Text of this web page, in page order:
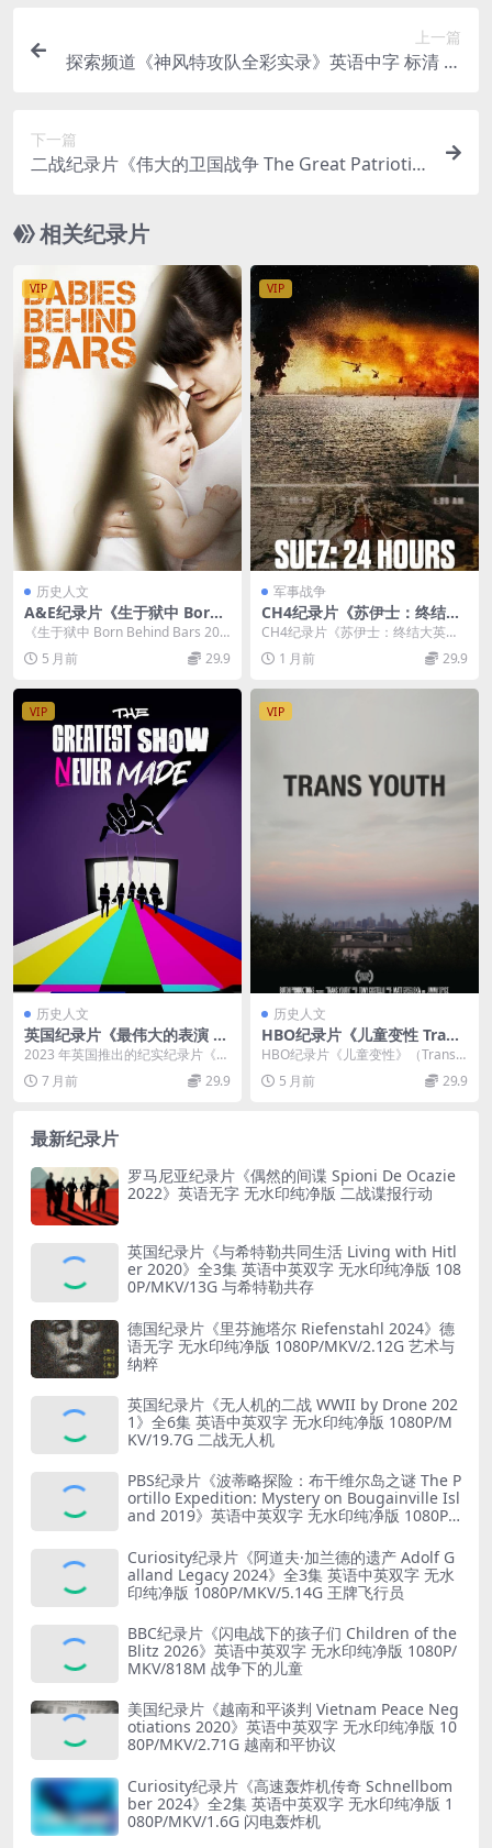
上一篇
探索频道《神风特攻队全彩实录》英语中字 标清 二
下一篇
二战纪录片《伟大的卫国战争 The Great Patriotic
相关纪录片
VIP
历史人文
A&E纪录片《生于狱中 Born
Behind Bars 2018》第一季全
10集 英语中英双字 无水印纯
净版 1080P/MKV/17.8G 监狱
《生于狱中 Born Behind Bars 201
8》：铁窗下的生命初啼与救赎...
5 月前 29.9
VIP
军事战争
CH4纪录片《苏伊士：终结大
英帝国的24小时 Suez: 24 Ho
urs That Broke the British
Empire 2026》英语中英双字
2G 苏伊士运河危机
CH4纪录片《苏伊士：终结大英帝
国的24小时 Suez: 24 Hours Th...
1 月前 29.9
VIP
历史人文
英国纪录片《最伟大的表演 T
he Greatest Show Never M
ade 2023》全3集 英语中字
无水印纯净版 1080P/MKV/4.
2023 年英国推出的纪实纪录片《最
伟大的表演》（The Greatest Sh...
7 月前 29.9
VIP
历史人文
HBO纪录片《儿童变性 Trans
Youth 2017》英语英字 720
P/MKV/451MB 美国儿童变性
者纪录片下载
HBO纪录片《儿童变性》（Trans Y
outh 2017）聚焦美国儿童变性群
体...5 月前 29.9
最新纪录片
罗马尼亚纪录片《偶然的间谍 Spioni De Ocazie
2022》英语无字 无水印纯净版 二战谍报行动
英国纪录片《与希特勒共同生活 Living with Hitl
er 2020》全3集 英语中英双字 无水印纯净版 108
0P/MKV/13G 与希特勒共存
德国纪录片《里芬施塔尔 Riefenstahl 2024》德
语无字 无水印纯净版 1080P/MKV/2.12G 艺术与
纳粹
英国纪录片《无人机的二战 WWII by Drone 202
1》全6集 英语中英双字 无水印纯净版 1080P/M
KV/19.7G 二战无人机
PBS纪录片《波蒂略探险：布干维尔岛之谜 The P
ortillo Expedition: Mystery on Bougainville Isl
and 2019》英语中英双字 无水印纯净版 1080P/
Curiosity纪录片《阿道夫·加兰德的遗产 Adolf G
alland Legacy 2024》全3集 英语中英双字 无水
印纯净版 1080P/MKV/5.14G 王牌飞行员
BBC纪录片《闪电战下的孩子们 Children of the
Blitz 2026》英语中英双字 无水印纯净版 1080P/
MKV/818M 战争下的儿童
美国纪录片《越南和平谈判 Vietnam Peace Neg
otiations 2020》英语中英双字 无水印纯净版 10
80P/MKV/2.71G 越南和平协议
Curiosity纪录片《高速轰炸机传奇 Schnellbom
ber 2024》全2集 英语中英双字 无水印纯净版 1
080P/MKV/1.6G 闪电轰炸机